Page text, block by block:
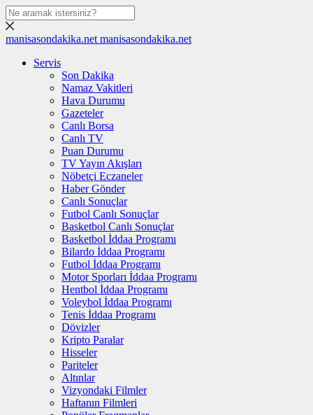
manisasondakika.net manisasondakika.net
Servis
Son Dakika
Namaz Vakitleri
Hava Durumu
Gazeteler
Canlı Borsa
Canlı TV
Puan Durumu
TV Yayın Akışları
Nöbetçi Eczaneler
Haber Gönder
Canlı Sonuçlar
Futbol Canlı Sonuçlar
Basketbol Canlı Sonuçlar
Basketbol İddaa Programı
Bilardo İddaa Programı
Futbol İddaa Programı
Motor Sporları İddaa Programı
Hentbol İddaa Programı
Voleybol İddaa Programı
Tenis İddaa Programı
Dövizler
Kripto Paralar
Hisseler
Pariteler
Altınlar
Vizyondaki Filmler
Haftanın Filmleri